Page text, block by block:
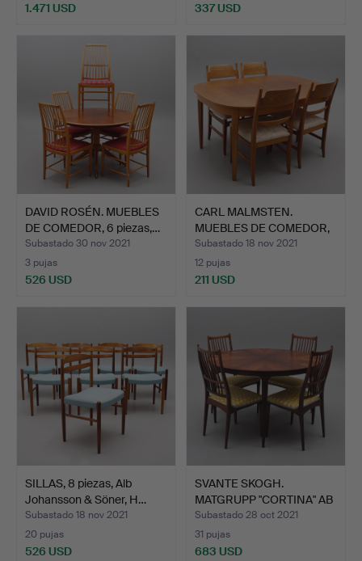
1.471 USD 337 USD
DAVID ROSÉN. MUEBLES
DE COMEDOR, 6 piezas,…
Subastado 30 nov 2021
3 pujas
526 USD
CARL MALMSTEN.
MUEBLES DE COMEDOR,
5 pieza…
Subastado 18 nov 2021
12 pujas
211 USD
SILLAS, 8 piezas, Alb
Johansson & Söner, H…
Subastado 18 nov 2021
20 pujas
526 USD
SVANTE SKOGH.
MATGRUPP "CORTINA" AB
fábric…
Subastado 28 oct 2021
31 pujas
683 USD